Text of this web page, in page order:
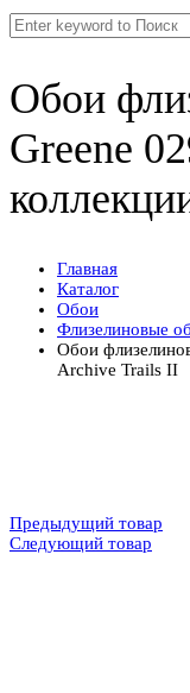
Обои
Greene
Главная
Каталог
Обои
Флизелиновые
Обои
Archive Trails II
Предыдущий товар
Следующий товар